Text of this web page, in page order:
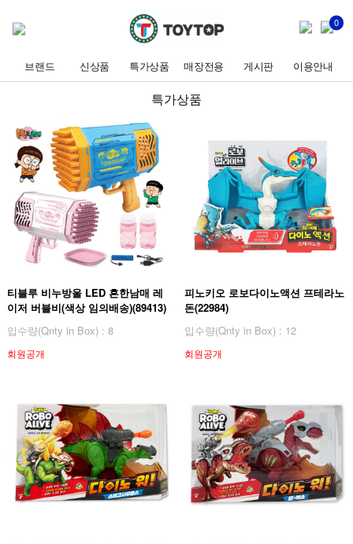
0
브랜드 신상품 특가상품 매장전용 게시판 이용안내
특가상품
티블루 비누방울 LED 흔한남매 레
이저 버블비(색상 임의배송)(89413)
입수량(Qnty in Box) : 8
회원공개
피노키오 로보다이노액션 프테라노
돈(22984)
입수량(Qnty in Box) : 12
회원공개